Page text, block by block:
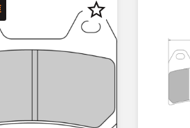
star_border